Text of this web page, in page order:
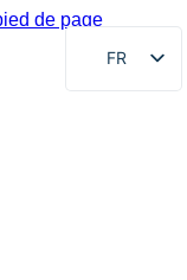
de page
FR
EN